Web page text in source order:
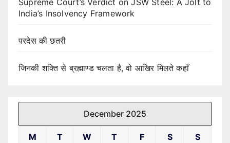
Supreme Court’s Verdict on JSW Steel: A Jolt to
India’s Insolvency Framework
परदेस की छतरी
जिनकी शक्ति से ब्रह्माण्ड चलता है, वो आखिर मिलते कहाँ
December 2025
M T W T F S S